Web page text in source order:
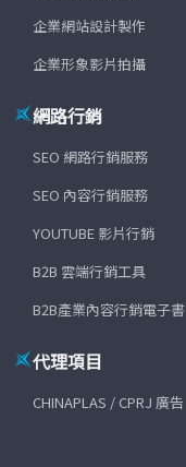
企業網站設計製作
企業形象影片拍攝
網路行銷
SEO 網路行銷服務
SEO 內容行銷服務
YOUTUBE 影片行銷
B2B 雲端行銷工具
B2B產業內容行銷電子書
代理項目
CHINAPLAS / CPRJ 廣告